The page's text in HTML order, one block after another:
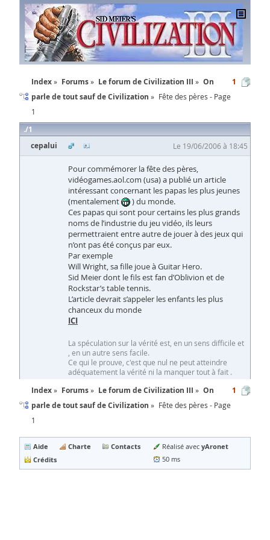
Index Forums Le forum de Civilization III
On
parle de tout sauf de Civilization
Fête des pères - Page
1
1
1
cepalui
Le 19/06/2006 à 18:45
Pour commémorer la fête des pères,
vidéogames.aol.com (usa) a publié un article
intéressant concernant les papas les plus jeunes
(mentalement
) du monde.
Ces papas qui sont pour certains les plus grands
noms de l’industrie du jeu vidéo, ils leurs
permettraient entre autre de jouer à des jeux qui
n’ont pas été conçus par eux.
Par exemple
Will Wright, sa fille joue à Guitar Hero.
Sid Meier dont le fils est fan d’Oblivion et de
Rockstar’s table tennis.
L’article devrait s’appeler les enfants les plus
chanceux du monde
ICI
La spéculation sur la vérité est, en un sens difficile et
, en un autre sens facile.
Ce qui le prouve, c'est que nul ne peut atteindre
adéquatement la vérité ni la manquer tout à fait .
Index Forums Le forum de Civilization III
On
parle de tout sauf de Civilization
Fête des pères - Page
1
1
Aide Charte
Contacts
Crédits
Réalisé avecyAronet
50 ms